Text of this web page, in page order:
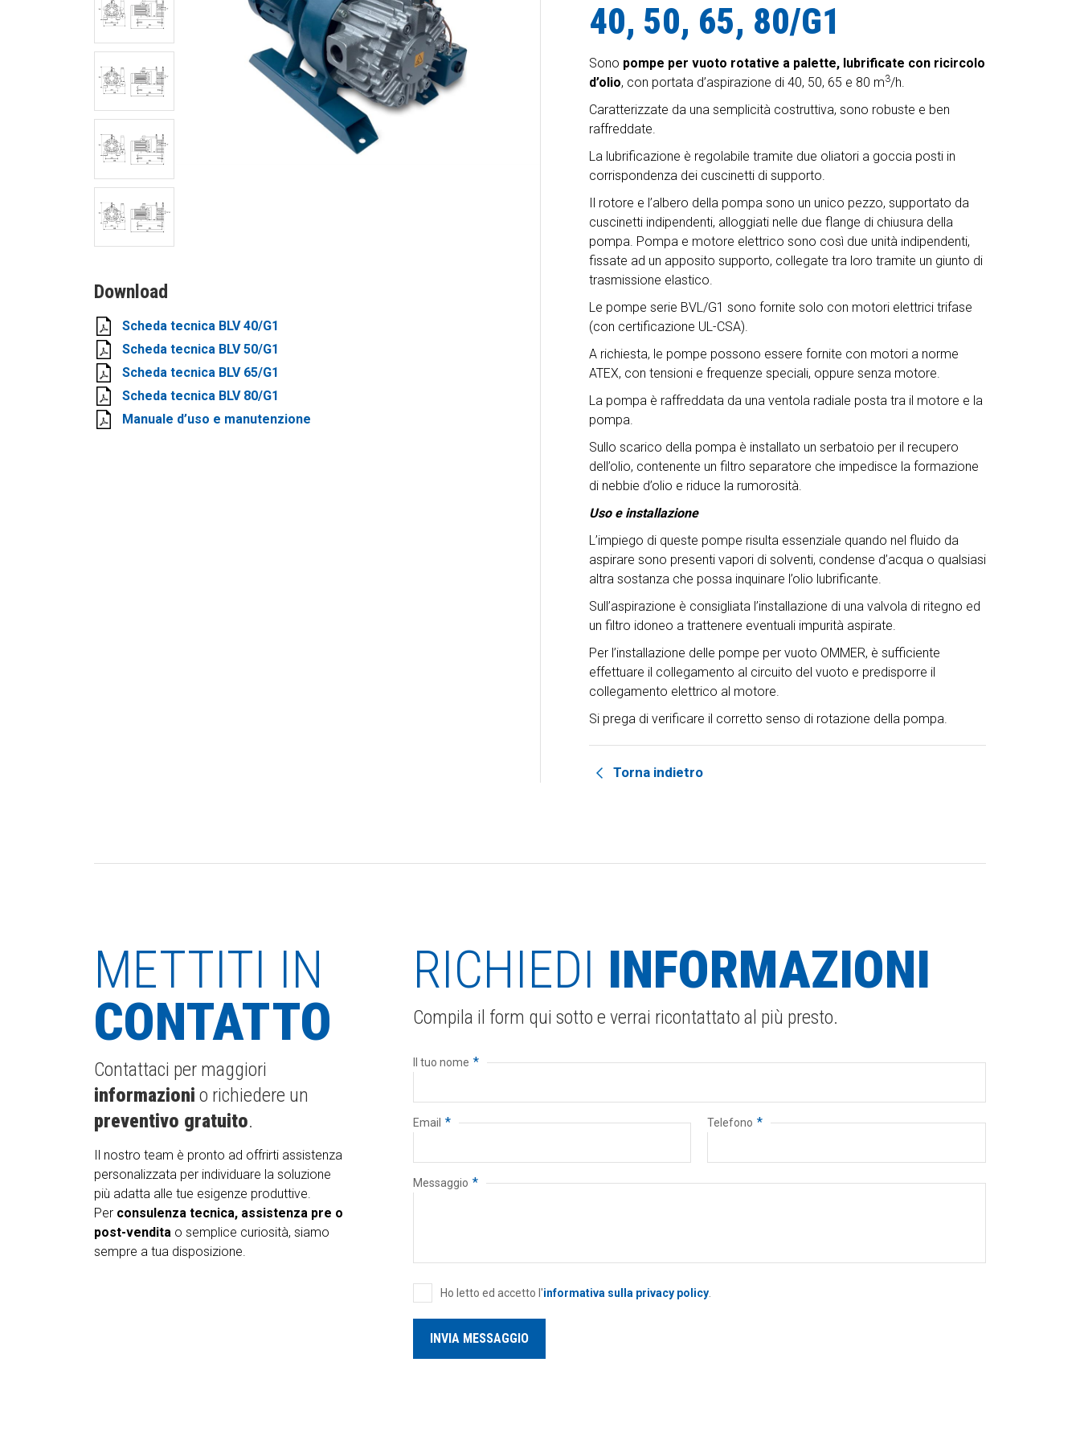
Download
Scheda tecnica BLV 40/G1
Scheda tecnica BLV 50/G1
Scheda tecnica BLV 65/G1
Scheda tecnica BLV 80/G1
Manuale d’uso e manutenzione
40, 50, 65, 80/G1
Sono pompe per vuoto rotative a palette, lubrificate con ricircolo
d’olio, con portata d’aspirazione di 40, 50, 65 e 80 m3/h.
Caratterizzate da una semplicità costruttiva, sono robuste e ben
raffreddate.
La lubrificazione è regolabile tramite due oliatori a goccia posti in
corrispondenza dei cuscinetti di supporto.
Il rotore e l’albero della pompa sono un unico pezzo, supportato da
cuscinetti indipendenti, alloggiati nelle due flange di chiusura della
pompa. Pompa e motore elettrico sono così due unità indipendenti,
fissate ad un apposito supporto, collegate tra loro tramite un giunto di
trasmissione elastico.
Le pompe serie BVL/G1 sono fornite solo con motori elettrici trifase
(con certificazione UL-CSA).
A richiesta, le pompe possono essere fornite con motori a norme
ATEX, con tensioni e frequenze speciali, oppure senza motore.
La pompa è raffreddata da una ventola radiale posta tra il motore e la
pompa.
Sullo scarico della pompa è installato un serbatoio per il recupero
dell’olio, contenente un filtro separatore che impedisce la formazione
di nebbie d’olio e riduce la rumorosità.
Uso e installazione
L’impiego di queste pompe risulta essenziale quando nel fluido da
aspirare sono presenti vapori di solventi, condense d’acqua o qualsiasi
altra sostanza che possa inquinare l’olio lubrificante.
Sull’aspirazione è consigliata l’installazione di una valvola di ritegno ed
un filtro idoneo a trattenere eventuali impurità aspirate.
Per l’installazione delle pompe per vuoto OMMER, è sufficiente
effettuare il collegamento al circuito del vuoto e predisporre il
collegamento elettrico al motore.
Si prega di verificare il corretto senso di rotazione della pompa.
Torna indietro
METTITI IN
CONTATTO
Contattaci per maggiori
informazioni o richiedere un
preventivo gratuito.
Il nostro team è pronto ad offrirti assistenza
personalizzata per individuare la soluzione
più adatta alle tue esigenze produttive.
Per consulenza tecnica, assistenza pre o
post-vendita o semplice curiosità, siamo
sempre a tua disposizione.
RICHIEDI INFORMAZIONI
Compila il form qui sotto e verrai ricontattato al più presto.
Il tuo nome *
Email * Telefono *
Messaggio *
Ho letto ed accetto l'informativa sulla privacy policy.